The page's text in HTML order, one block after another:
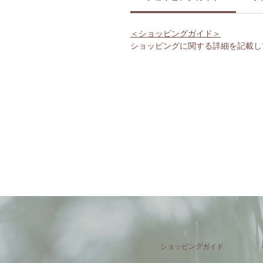
＜ショッピングガイド＞
ショッピングに関する詳細を記載
ショッピングガイド